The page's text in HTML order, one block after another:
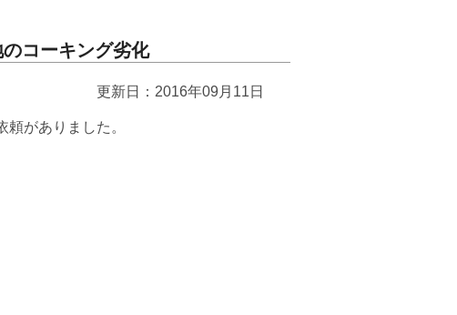
コーキング劣化
更新日：2016年09月11日
がありました。